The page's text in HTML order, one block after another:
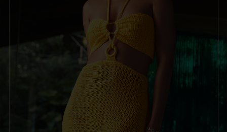
Nossos co-diretores executivos fundaram a REVOLVE
em 2003 com a visão de alavancar canais digitais e
tecnologia para transformar a experiência de compra,
oferecendo um destino único e em escala para
consumidores jovens e ambiciosos.. Acreditamos que
nosso modelo é mais direcionado e selecionado do que
as lojas de departamento premium e oferece uma
seleção e acesso maiores do que os varejistas
especializados, o que nos permite atender de forma
mais eficaz a próxima geração de consumidores..